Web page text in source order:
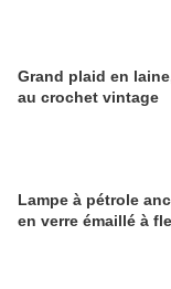
Grand plaid en laine,
au crochet vintage
Lampe à pétrole
en verre émaillé à